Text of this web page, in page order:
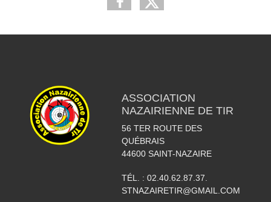
ASSOCIATION
NAZAIRIENNE DE TIR
56 TER ROUTE DES
QUÉBRAIS
44600 SAINT-NAZAIRE
TÉL. : 02.40.62.87.37.
STNAZAIRETIR@GMAIL.COM